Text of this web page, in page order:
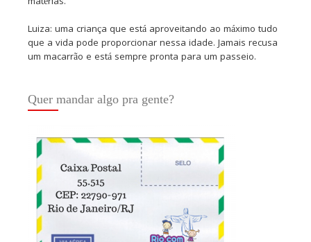
Luiza: uma criança que está aproveitando ao máximo tudo
que a vida pode proporcionar nessa idade. Jamais recusa
um macarrão e está sempre pronta para um passeio.
Quer mandar algo pra gente?